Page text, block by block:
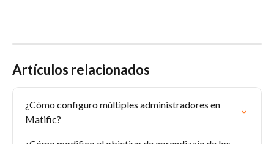
Artículos relacionados
¿Còmo configuro múltiples administradores en
Matific?